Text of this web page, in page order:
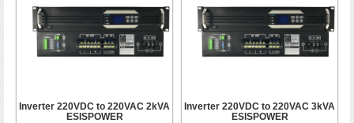
Inverter 220VDC to 220VAC 2kVA
ESISPOWER
Inverter 220VDC to 220VAC 3kVA
ESISPOWER